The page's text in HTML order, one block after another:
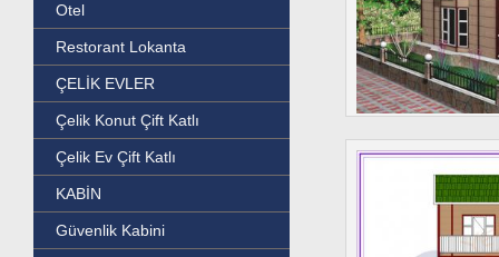
Otel
Restorant Lokanta
ÇELİK EVLER
Çelik Konut Çift Katlı
Çelik Ev Çift Katlı
KABİN
Güvenlik Kabini